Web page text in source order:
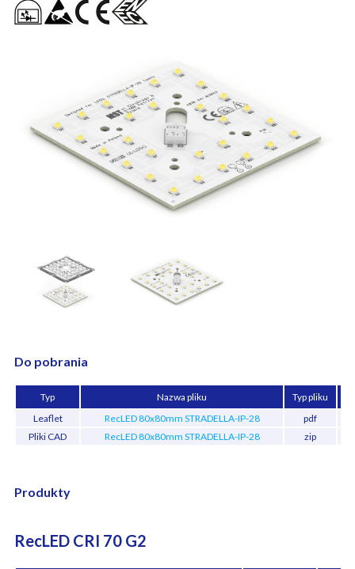
Do pobrania
Typ Nazwa pliku Typ pliku
Leaflet
RecLED 80x80mm STRADELLA-IP-28 pdf
Pliki CAD
RecLED 80x80mm STRADELLA-IP-28 zip
Produkty
RecLED CRI 70 G2